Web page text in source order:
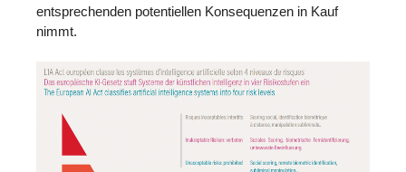
entsprechenden potentiellen Konsequenzen in Kauf
nimmt.